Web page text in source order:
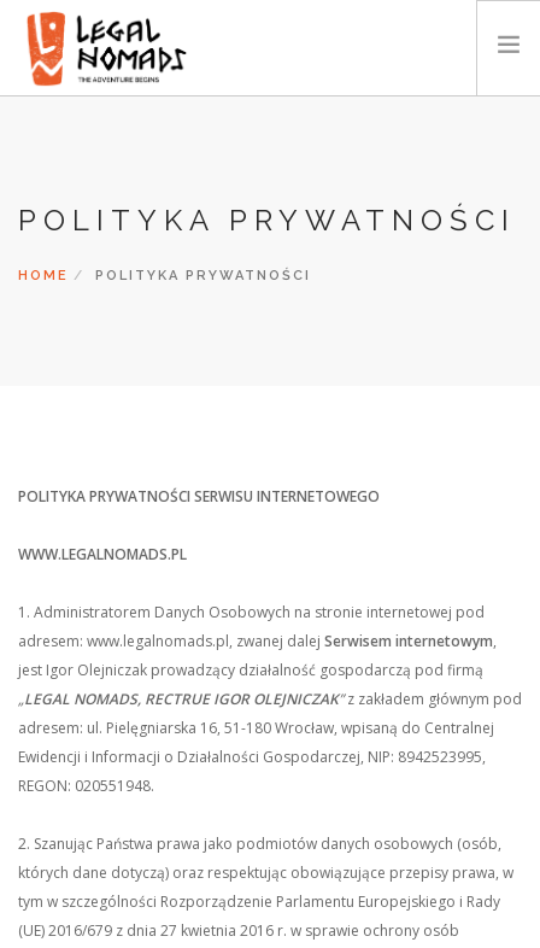
AZJA
POLITYKA PRYWATNOŚCI
HOME POLITYKA PRYWATNOŚCI
POLITYKA PRYWATNOŚCI SERWISU INTERNETOWEGO
WWW.LEGALNOMADS.PL
1. Administratorem Danych Osobowych na stronie internetowej pod
adresem: www.legalnomads.pl, zwanej dalej Serwisem internetowym,
jest Igor Olejniczak prowadzący działalność gospodarczą pod firmą
„LEGAL NOMADS, RECTRUE IGOR OLEJNICZAK”z zakładem głównym pod
adresem: ul. Pielęgniarska 16, 51-180 Wrocław, wpisaną do Centralnej
Ewidencji i Informacji o Działalności Gospodarczej, NIP: 8942523995,
REGON: 020551948.
2. Szanując Państwa prawa jako podmiotów danych osobowych (osób,
których dane dotyczą) oraz respektując obowiązujące przepisy prawa, w
tym w szczególności Rozporządzenie Parlamentu Europejskiego i Rady
(UE) 2016/679 z dnia 27 kwietnia 2016 r. w sprawie ochrony osób